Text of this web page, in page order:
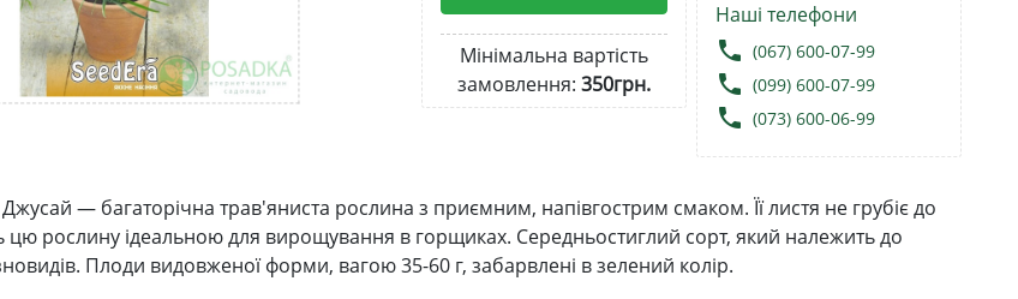
Мінімальна вартість
замовлення: 350грн.
Наші телефони
local_phone (067) 600-07-99
local_phone (099) 600-07-99
local_phone (073) 600-06-99
— багаторічна трав'яниста рослина з приємним, напівгострим смаком. Її листя не грубіє до
цю рослину ідеальною для вирощування в горщиках. Середньостиглий сорт, який належить до
Плоди видовженої форми, вагою 35-60 г, забарвлені в зелений колір.